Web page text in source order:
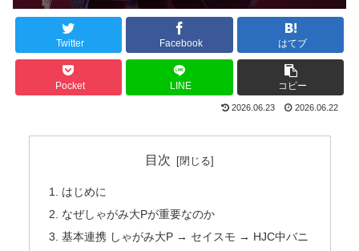
Twitter Facebook はてブ
Pocket LINE コピー
2026.06.23 2026.06.22
目次
はじめに
なぜしゃがみ大Pが重要なのか
基本連携 しゃがみ大P → セイスモ → HJC中バニ